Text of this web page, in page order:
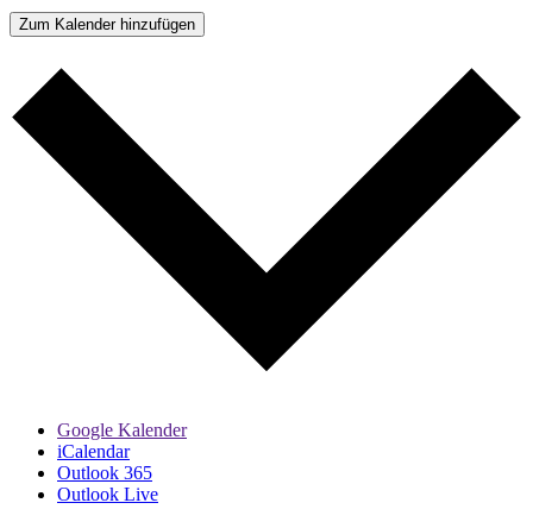
Zum Kalender hinzufügen
Google Kalender
iCalendar
Outlook 365
Outlook Live